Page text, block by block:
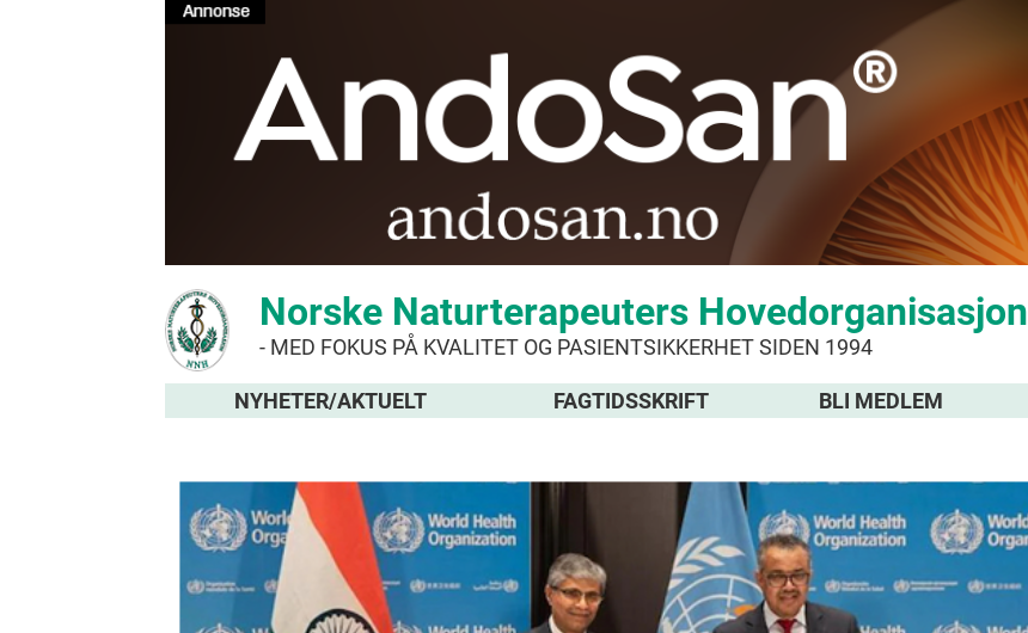
Norske Naturterapeuters Hovedorganisasjon
- MED FOKUS PÅ KVALITET OG PASIENTSIKKERHET SIDEN 1994
NYHETER/AKTUELT FAGTIDSSKRIFT BLI MEDLEM